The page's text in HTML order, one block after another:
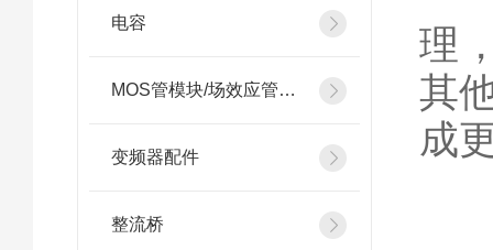
电容
MOS管模块/场效应管模块
变频器配件
整流桥
理
其
成